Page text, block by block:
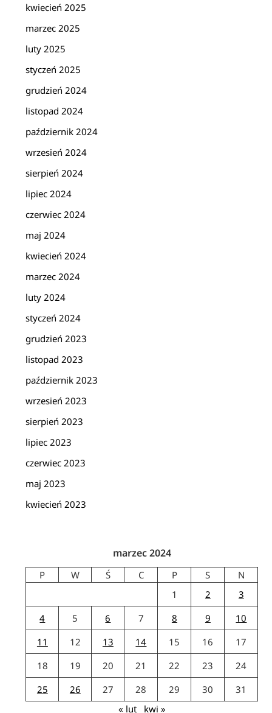
kwiecień 2025
marzec 2025
luty 2025
styczeń 2025
grudzień 2024
listopad 2024
październik 2024
wrzesień 2024
sierpień 2024
lipiec 2024
czerwiec 2024
maj 2024
kwiecień 2024
marzec 2024
luty 2024
styczeń 2024
grudzień 2023
listopad 2023
październik 2023
wrzesień 2023
sierpień 2023
lipiec 2023
czerwiec 2023
maj 2023
kwiecień 2023
marzec 2024
P W Ś C P S
N
1
2
3
4
5 6 7 8 9
10
11
12 13 14 15 16
17
18
19 20 21 22 23
24
25
26 27 28 29 30
31
« lut
kwi »